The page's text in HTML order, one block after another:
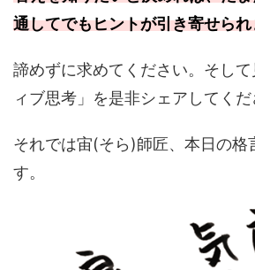
通してでもヒントが引き寄せら
諦めずに求めてください。そし
ィブ思考」を是非シェアしてくだ
それでは宙(そら)師匠、本日の格
す。